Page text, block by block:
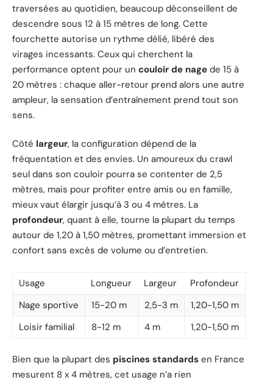
traversées au quotidien, beaucoup déconseillent de
descendre sous 12 à 15 mètres de long. Cette
fourchette autorise un rythme délié, libéré des
virages incessants. Ceux qui cherchent la
performance optent pour un couloir de nage de 15 à
20 mètres : chaque aller-retour prend alors une autre
ampleur, la sensation d’entraînement prend tout son
sens.
Côté largeur, la configuration dépend de la
fréquentation et des envies. Un amoureux du crawl
seul dans son couloir pourra se contenter de 2,5
mètres, mais pour profiter entre amis ou en famille,
mieux vaut élargir jusqu’à 3 ou 4 mètres. La
profondeur, quant à elle, tourne la plupart du temps
autour de 1,20 à 1,50 mètres, promettant immersion et
confort sans excès de volume ou d’entretien.
Usage Longueur Largeur
Profondeur
Nage sportive
15-20 m 2,5-3 m
1,20-1,50 m
Loisir familial
8-12 m 4 m 1,20-1,50 m
Bien que la plupart des piscines standards en France
mesurent 8 x 4 mètres, cet usage n’a rien